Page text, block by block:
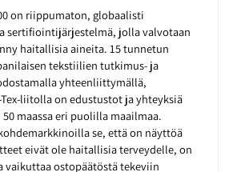
on riippumaton, globaalisti
sertifiointijärjestelmä, jolla valvotaan
haitallisia aineita. 15 tunnetun
tekstiilien tutkimus- ja
yhteenliittymällä,
liitolla on edustustot ja yhteyksiä
maassa eri puolilla maailmaa.
se, että on näyttöä
eivät ole haitallisia terveydelle, on
vaikuttaa ostopäätöstä tekeviin